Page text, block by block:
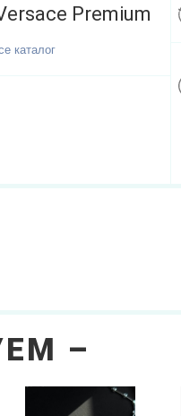
Premium
Каталог